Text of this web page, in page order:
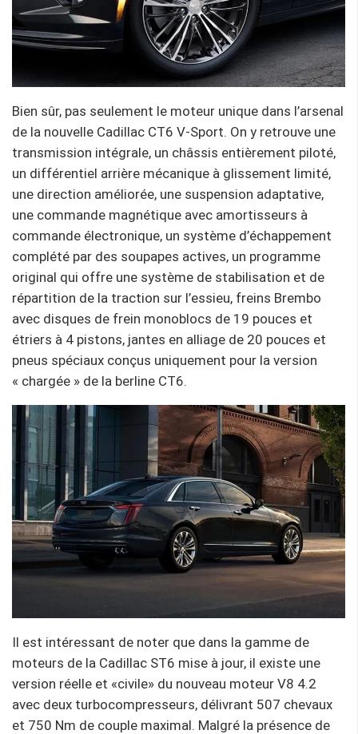
Bien sûr, pas seulement le moteur unique dans l’arsenal
de la nouvelle Cadillac CT6 V-Sport. On y retrouve une
transmission intégrale, un châssis entièrement piloté,
un différentiel arrière mécanique à glissement limité,
une direction améliorée, une suspension adaptative,
une commande magnétique avec amortisseurs à
commande électronique, un système d’échappement
complété par des soupapes actives, un programme
original qui offre une système de stabilisation et de
répartition de la traction sur l’essieu, freins Brembo
avec disques de frein monoblocs de 19 pouces et
étriers à 4 pistons, jantes en alliage de 20 pouces et
pneus spéciaux conçus uniquement pour la version
« chargée » de la berline CT6.
Il est intéressant de noter que dans la gamme de
moteurs de la Cadillac ST6 mise à jour, il existe une
version réelle et «civile» du nouveau moteur V8 4.2
avec deux turbocompresseurs, délivrant 507 chevaux
et 750 Nm de couple maximal. Malgré la présence de